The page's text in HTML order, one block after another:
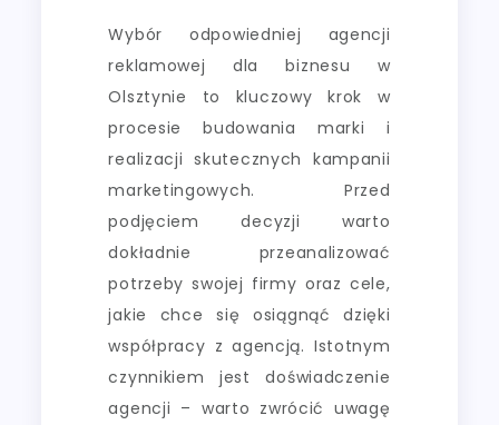
Wybór odpowiedniej agencji
reklamowej dla biznesu w
Olsztynie to kluczowy krok w
procesie budowania marki i
realizacji skutecznych kampanii
marketingowych. Przed
podjęciem decyzji warto
dokładnie przeanalizować
potrzeby swojej firmy oraz cele,
jakie chce się osiągnąć dzięki
współpracy z agencją. Istotnym
czynnikiem jest doświadczenie
agencji – warto zwrócić uwagę